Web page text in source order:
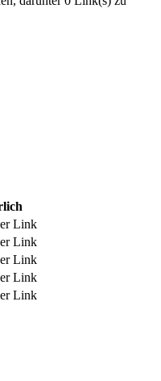
Link
Link
Link
Link
Link